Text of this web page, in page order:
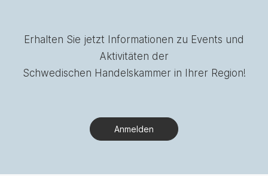
Erhalten Sie jetzt Informationen zu Events und
Aktivitäten der
Schwedischen Handelskammer in Ihrer Region!
Anmelden